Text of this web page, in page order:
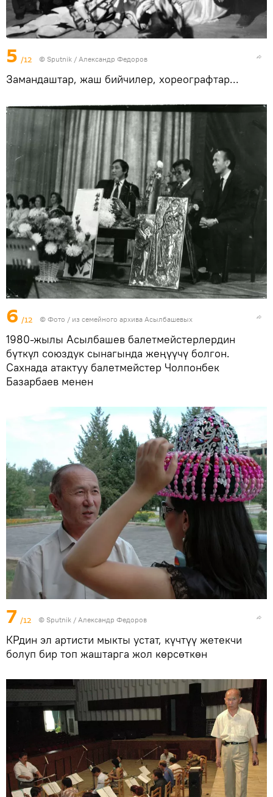
5 /12 © Sputnik / Александр Федоров
Замандаштар, жаш бийчилер, хореографтар...
6 /12 © Фото / из семейного архива Асылбашевых
1980-жылы Асылбашев балетмейстерлердин
бүткүл союздук сынагында жеңүүчү болгон.
Сахнада атактуу балетмейстер Чолпонбек
Базарбаев менен
7 /12 © Sputnik / Александр Федоров
КРдин эл артисти мыкты устат, күчтүү жетекчи
болуп бир топ жаштарга жол көрсөткөн